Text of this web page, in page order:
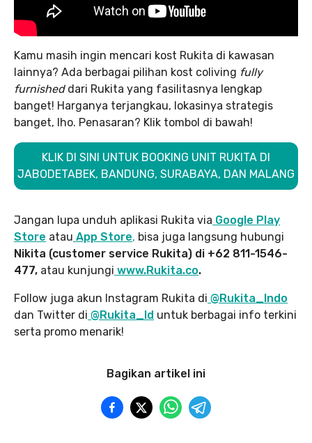
Kamu masih ingin mencari kost Rukita di kawasan
lainnya? Ada berbagai pilihan kost coliving fully
furnished dari Rukita yang fasilitasnya lengkap
banget! Harganya terjangkau, lokasinya strategis
banget, lho. Penasaran? Klik tombol di bawah!
KLIK DI SINI UNTUK BOOKING UNIT RUKITA DI
JABODETABEK, BANDUNG, SURABAYA, DAN MALANG
Jangan lupa unduh aplikasi Rukita via Google Play
Store atau App Store, bisa juga langsung hubungi
Nikita (customer service Rukita) di +62 811-1546-
477, atau kunjungi www.Rukita.co.
Follow juga akun Instagram Rukita di @Rukita_Indo
dan Twitter di @Rukita_Id untuk berbagai info terkini
serta promo menarik!
Bagikan artikel ini